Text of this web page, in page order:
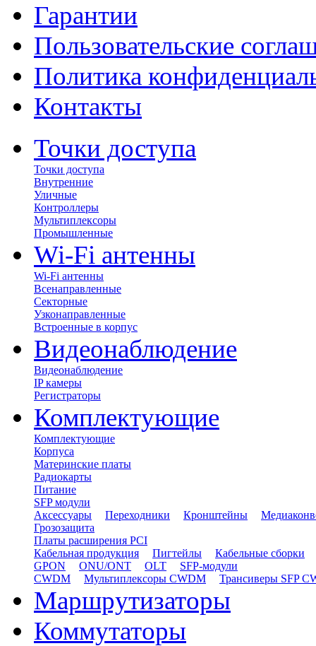
Гарантии
Пользовательские
Политика
Контакты
Точки доступа
Точки доступа
Внутренние
Уличные
Контроллеры
Мультиплексоры
Промышленные
Wi-Fi антенны
Wi-Fi антенны
Всенаправленные
Секторные
Узконаправленные
Встроенные в корпус
Видеонаблюдение
Видеонаблюдение
IP камеры
Регистраторы
Комплектующие
Комплектующие
Корпуса
Материнские платы
Радиокарты
Питание
SFP модули
Аксессуары
Переходники Кронштейны
Грозозащита
Платы расширения PCI
Кабельная продукция
Пигтейлы
Кабельные сборки
GPON
ONU/ONT OLT
SFP-модули
CWDM
Мультиплексоры CWDM Трансиверы SFP
Маршрутизаторы
Коммутаторы